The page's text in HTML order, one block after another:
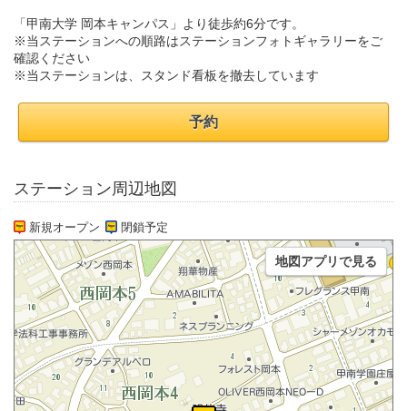
「甲南大学 岡本キャンパス」より徒歩約6分です。
※当ステーションへの順路はステーションフォトギャラリーをご
確認ください
※当ステーションは、スタンド看板を撤去しています
予約
ステーション周辺地図
新規オープン 閉鎖予定
地図アプリで見る